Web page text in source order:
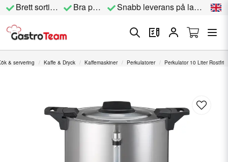
Brett sortiment Bra priser Snabb leverans på lagervara
& servering Kaffe & Dryck Kaffemaskiner Perkulatorer Perkulator 10 Liter Rostfri